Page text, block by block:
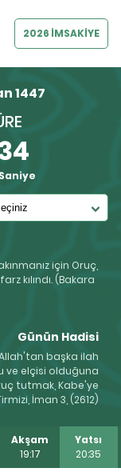
2026 İMSAKİYE
için Oruç,
kılındı. (Bakara
1447
Saniye
Günün Hadisi
başka ilah
ve elçisi olduğuna
tutmak, Kabe'ye
İman 3, (2612)
Akşam
19:17
Yatsı
20:35